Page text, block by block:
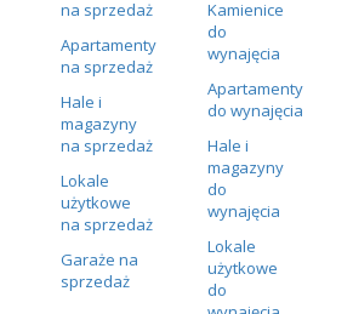
na sprzedaż
Apartamenty
na sprzedaż
Hale i
magazyny
na sprzedaż
Lokale
użytkowe
na sprzedaż
Garaże na
sprzedaż
Kamienice
do
wynajęcia
Apartamenty
do wynajęcia
Hale i
magazyny
do
wynajęcia
Lokale
użytkowe
do